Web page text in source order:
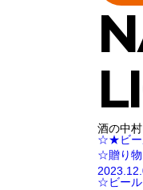
酒の中
☆★ビー
☆贈り物
☆ビー